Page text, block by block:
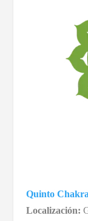
Quinto
Localización: